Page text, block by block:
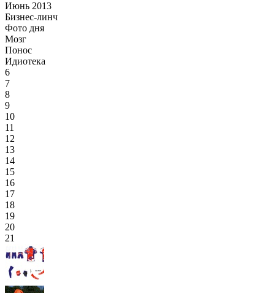
Июнь 2013
Бизнес-линч
Фото дня
Мозг
Понос
Идиотека
6
7
8
9
10
11
12
13
14
15
16
17
18
19
20
21